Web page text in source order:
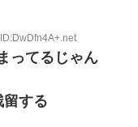
ってるじゃん
する